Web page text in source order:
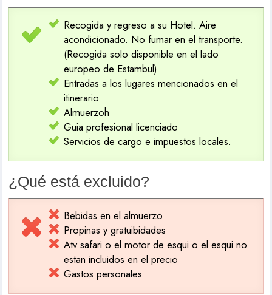
Recogida y regreso a su Hotel. Aire
acondicionado. No fumar en el transporte.
(Recogida solo disponible en el lado
europeo de Estambul)
Entradas a los lugares mencionados en el
itinerario
Almuerzoh
Guia profesional licenciado
Servicios de cargo e impuestos locales.
¿Qué está excluido?
Bebidas en el almuerzo
Propinas y gratuibidades
Atv safari o el motor de esqui o el esqui no
estan incluidos en el precio
Gastos personales